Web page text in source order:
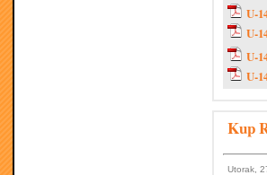
U-
U-
U-
U-
Kup
Utorak,